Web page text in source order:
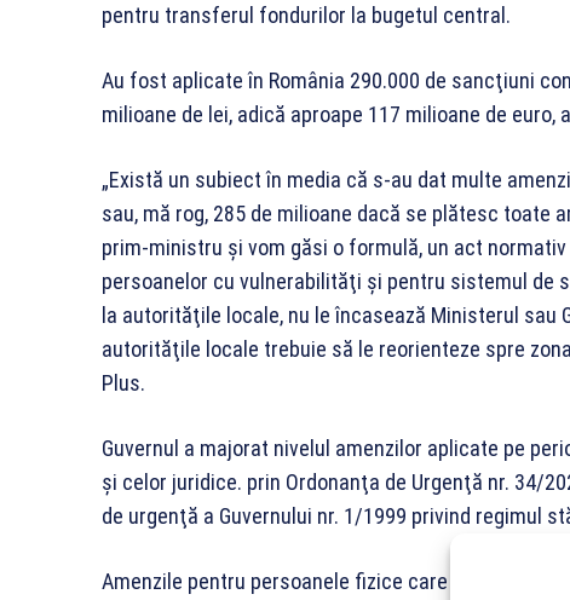
pentru transferul fondurilor la bugetul central.
Au fost aplicate în România 290.000 de sancţiuni
milioane de lei, adică aproape 117 milioane de
„Există un subiect în media că s-au dat multe
sau, mă rog, 285 de milioane dacă se plătesc toate
prim-ministru şi vom găsi o formulă, un act
persoanelor cu vulnerabilităţi şi pentru sistemul de
la autorităţile locale, nu le încasează Ministerul sau
autorităţile locale trebuie să le reorienteze spre
Plus.
Guvernul a majorat nivelul amenzilor aplicate pe
şi celor juridice. prin Ordonanţa de Urgenţă nr. 34/
de urgenţă a Guvernului nr. 1/1999 privind regimul
Amenzile pentru persoanele fizice care nu respectă